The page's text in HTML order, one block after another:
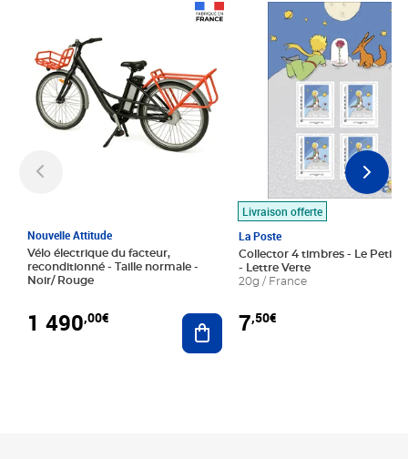
Nouvelle Attitude
Vélo électrique du facteur,
reconditionné - Taille normale -
Noir/ Rouge
1 490,00€ Ajouter au panier
Livraison offerte
La Poste
Collector 4 timbres - Le Petit
- Lettre Verte
20g / France
7,50€
Prix 7,50€